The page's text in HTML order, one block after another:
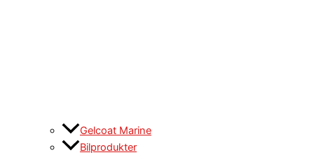
Gelcoat Marine
Bilprodukter